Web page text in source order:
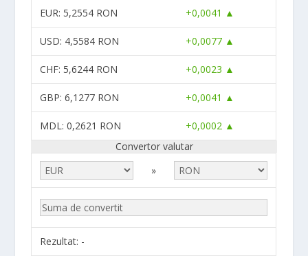
EUR: 5,2554 RON +0,0041 ▲
USD: 4,5584 RON +0,0077 ▲
CHF: 5,6244 RON +0,0023 ▲
GBP: 6,1277 RON +0,0041 ▲
MDL: 0,2621 RON
+0,0002 ▲
Convertor valutar
»
Rezultat: -